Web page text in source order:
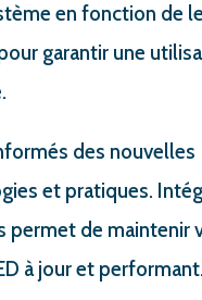
en fonction de
garantir une
des nouvelles
et pratiques.
permet de maintenir
à jour et performant.